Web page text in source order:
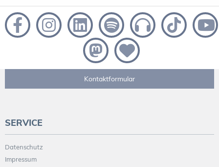
Kontaktformular
SERVICE
Datenschutz
Impressum